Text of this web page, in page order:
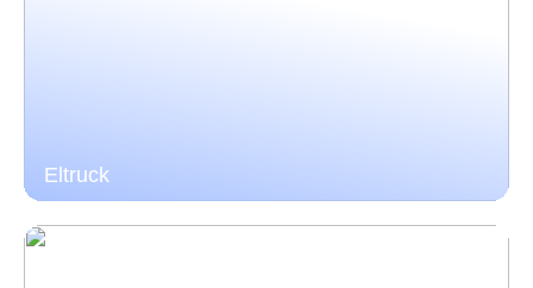
Eltruck